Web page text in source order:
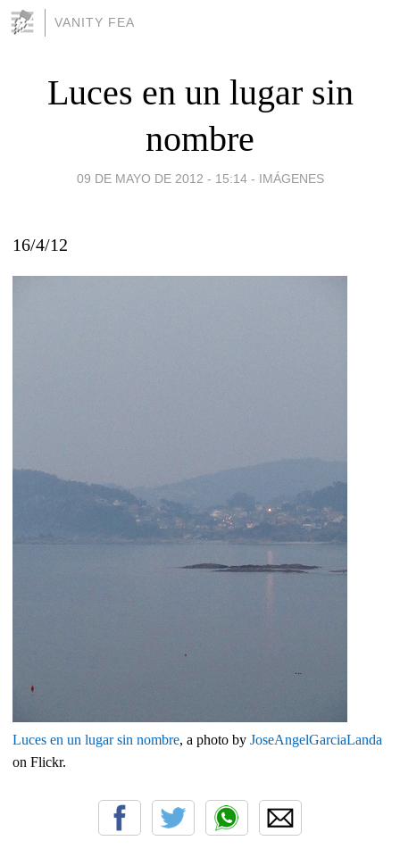
VANITY FEA
Luces en un lugar sin
nombre
09 DE MAYO DE 2012 - 15:14 - IMÁGENES
16/4/12
Luces en un lugar sin nombre, a photo by JoseAngelGarciaLanda
on Flickr.